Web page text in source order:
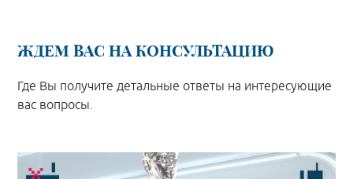
ЖДЕМ ВАС НА КОНСУЛЬТАЦИЮ
Где Вы получите детальные ответы на интересующие
вас вопросы.